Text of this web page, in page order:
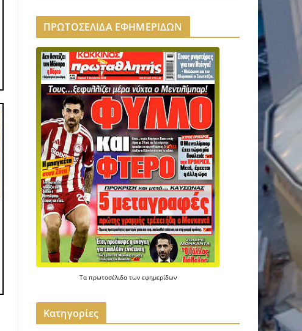
ΠΡΩΤΟΣΕΛΙΔΑ ΕΦΗΜΕΡΙΔΩΝ
Τα πρωτοσέλιδα των εφημερίδων
Kατηγορίες